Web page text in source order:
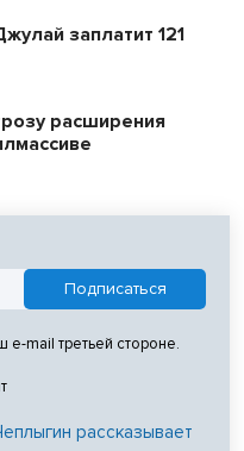
заплатит 121
расширения
e-mail третьей стороне.
рассказывает